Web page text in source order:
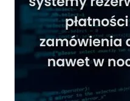
akceptowane. 2.2. W
klienta z
Synergy zobowiązuje
modyfikacji zgodnie z
projektu. 2.3. Jeśli
produkt nadal nie